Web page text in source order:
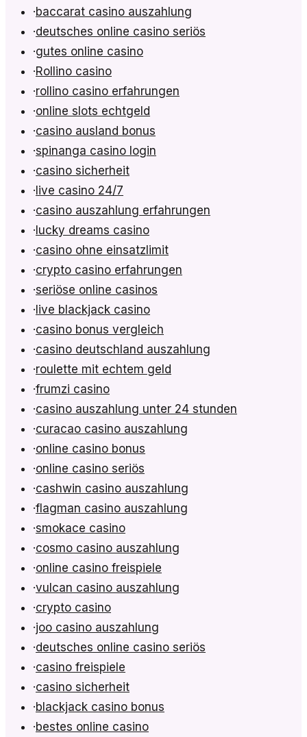
·baccarat casino auszahlung
·deutsches online casino seriös
·gutes online casino
·Rollino casino
·rollino casino erfahrungen
·online slots echtgeld
·casino ausland bonus
·spinanga casino login
·casino sicherheit
· live casino 24/7
·casino auszahlung erfahrungen
· lucky dreams casino
·casino ohne einsatzlimit
·crypto casino erfahrungen
·seriöse online casinos
· live blackjack casino
·casino bonus vergleich
·casino deutschland auszahlung
·roulette mit echtem geld
·frumzi casino
·casino auszahlung unter 24 stunden
·curacao casino auszahlung
·online casino bonus
·online casino seriös
·cashwin casino auszahlung
·flagman casino auszahlung
·smokace casino
·cosmo casino auszahlung
·online casino freispiele
·vulcan casino auszahlung
·crypto casino
·joo casino auszahlung
·deutsches online casino seriös
·casino freispiele
·casino sicherheit
·blackjack casino bonus
·bestes online casino